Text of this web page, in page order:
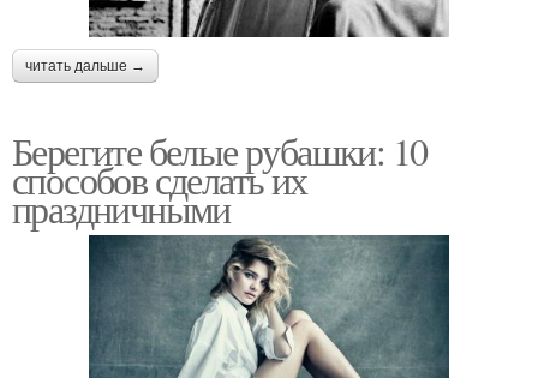
читать дальше →
Берегите белые рубашки: 10
способов сделать их
праздничными